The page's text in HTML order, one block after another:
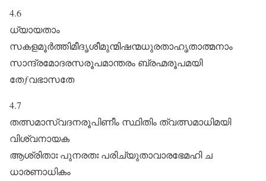
4.6
ധ്യായതാം
സകളമൂർത്തിമീദൃശീമുന്മിഷന്മധുരതാഹൃതാത്മനാം
സാന്ദ്രമോദരസരൂപമാന്തരം ബ്രഹ്മരൂപമയി
തേƒവഭാസതേ
4.7
തത്സമാസ്വദനരൂപിണീം സ്ഥിതിം ത്വത്സമാധിമയി
വിശ്വനായക
ആശ്രിതാഃ പുനരതഃ പരിച്യുതാവാരഭേമഹി ച
ധാരണാധികം